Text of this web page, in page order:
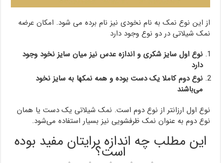
از این نوع نمک به نام نخودی نیز نام برده می شود. امکان عرضه
نمک شیلاتی در دو نوع وجود دارد
نوع اول سایز شکری و اندازه عدس نیز میان سایز نخود وجود
دارد
نوع دوم کاملا یک دست بوده و همه نمکها به سایز نخود
می‌باشند
نوع اول ارزانتر از نوع دوم است. نمک شیلاتی یک دست یا همان
نوع دوم به عنوان نمک ظرفشویی نیز بسیار استفاده می‌شود.
این مطلب چه اندازه برایتان مفید بوده
است؟